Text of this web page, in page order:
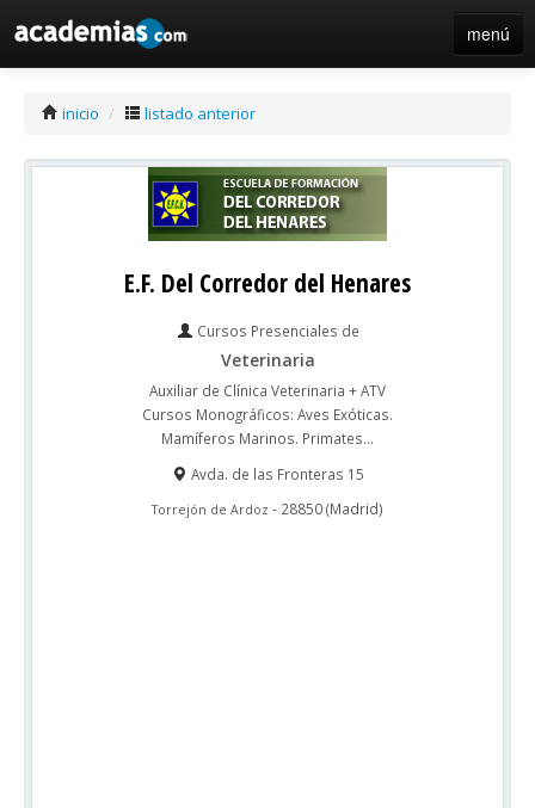
menú
inicio / listado anterior
E.F. Del Corredor del Henares
Cursos Presenciales de
Veterinaria
Auxiliar de Clínica Veterinaria + ATV
Cursos Monográficos: Aves Exóticas.
Mamíferos Marinos. Primates...
Avda. de las Fronteras 15
Torrejón de Ardoz - 28850(Madrid)